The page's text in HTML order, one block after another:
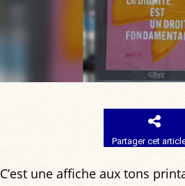
Partager cet
C’est une affiche aux tons